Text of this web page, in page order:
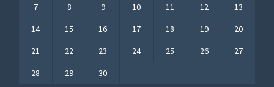
7
8 9 10 11 12
13
14
15 16 17 18 19
20
21
22 23 24 25 26
27
28
29
30